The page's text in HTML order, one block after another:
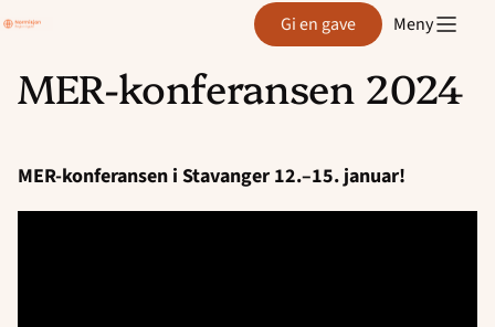
Hopp
Agder Gi en gave Meny
MER-konferansen 2024
MER-konferansen i Stavanger 12.–15. januar!